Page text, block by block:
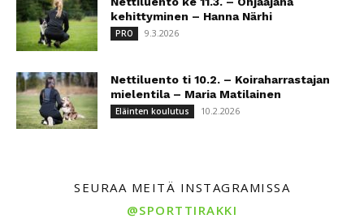
kehittyminen – Hanna Närhi
PRO 9.3.2026
Nettiluento ti 10.2. – Koiraharrastajan
mielentila – Maria Matilainen
Eläinten koulutus 10.2.2026
SEURAA MEITÄ INSTAGRAMISSA
@SPORTTIRAKKI